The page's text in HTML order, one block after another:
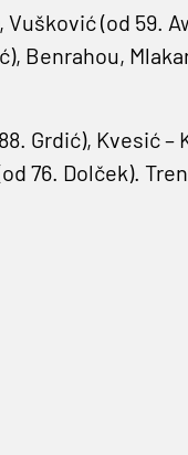
(od 59.
Benrahou,
Grdić), Kvesić –
76. Dolček).